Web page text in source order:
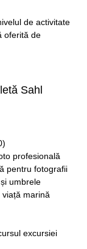
de activitate
oferită de
Sahl
profesională
pentru fotografii
umbrele
viață marină
excursiei